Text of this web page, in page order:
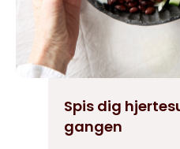
Spis dig
gangen